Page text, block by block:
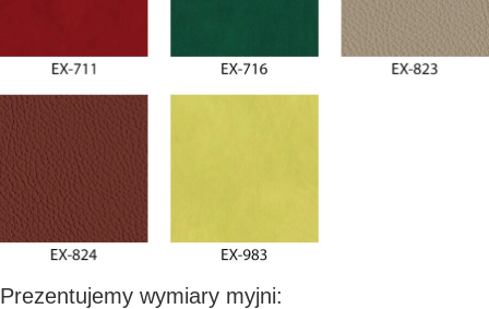
Prezentujemy wymiary myjni: